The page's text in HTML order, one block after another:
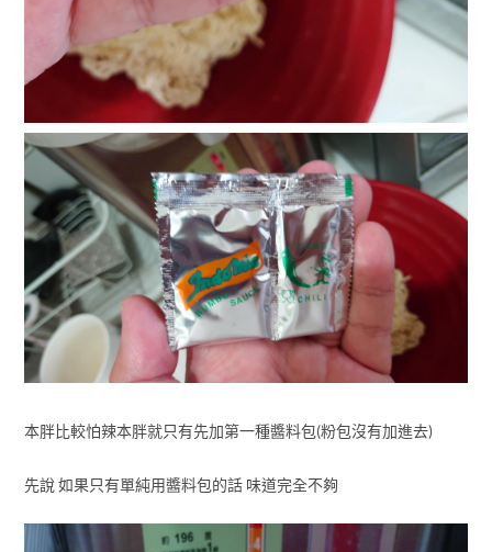
本胖比較怕辣本胖就只有先加第一種醬料包(粉包沒有加進去)
先說 如果只有單純用醬料包的話 味道完全不夠